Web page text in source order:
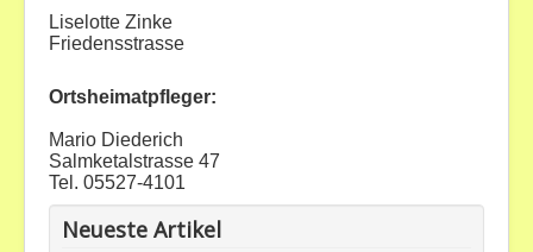
Bilder
Liselotte Zinke
Friedensstrasse
Ortsheimatpfleger:
Mario Diederich
Salmketalstrasse 47
Tel. 05527-4101
Neueste Artikel